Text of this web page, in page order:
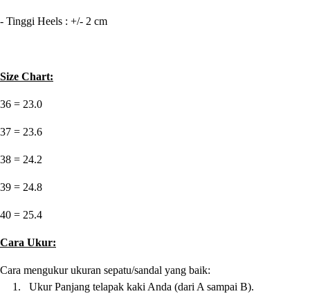
- Tinggi Heels : +/- 2 cm
Size Chart:
36 = 23.0
37 = 23.6
38 = 24.2
39 = 24.8
40 = 25.4
Cara Ukur:
Cara mengukur ukuran sepatu/sandal yang baik:
1.
Ukur Panjang telapak kaki Anda (dari A sampai B).